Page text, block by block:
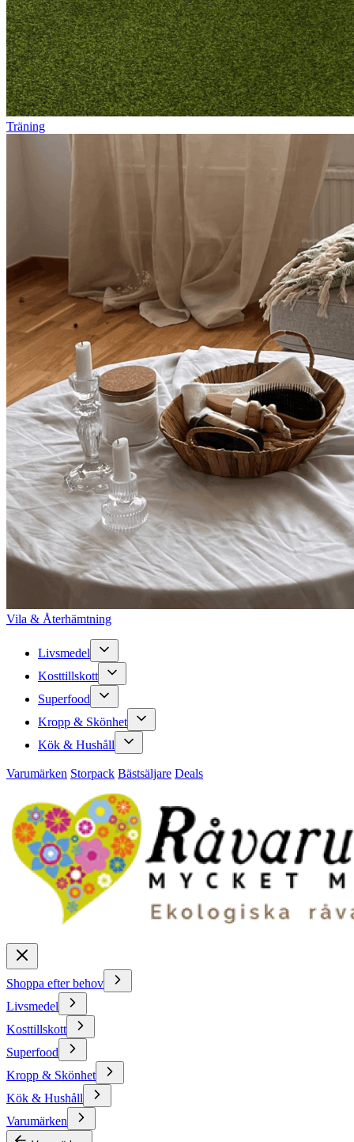
Träning
Vila & Återhämtning
Livsmedel
Kosttillskott
Superfood
Kropp & Skönhet
Kök & Hushåll
Varumärken Storpack Bästsäljare Deals
Shoppa efter behov
Livsmedel
Kosttillskott
Superfood
Kropp & Skönhet
Kök & Hushåll
Varumärken